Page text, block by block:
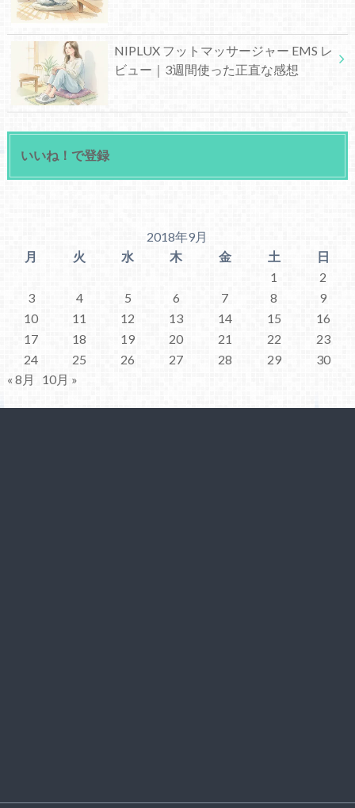
NIPLUX フットマッサージャー EMS レ
ビュー｜3週間使った正直な感想
いいね！で登録
2018年9月
月
火 水 木 金 土
日
1
2
3
4 5 6 7 8
9
10
11 12 13 14 15
16
17
18 19 20 21 22
23
24
25 26 27 28 29
30
« 8月
10月 »